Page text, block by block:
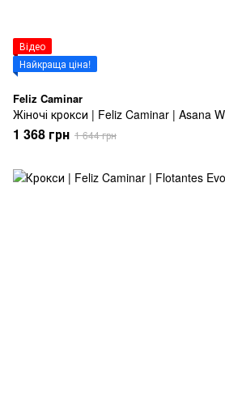
Відео
Найкраща ціна!
Feliz Caminar
Жіночі крокси | Feliz Caminar | Asana
1 368 грн 1 644 грн